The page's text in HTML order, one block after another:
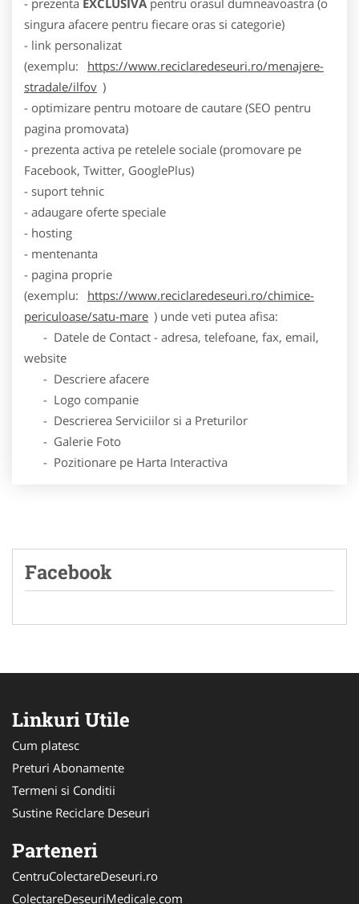
- prezenta EXCLUSIVApentru orasul dumneavoastra (o
singura afacere pentru fiecare oras si categorie)
- link personalizat
(exemplu:
https://www.reciclaredeseuri.ro/menajere-
stradale/ilfov )
- optimizare pentru motoare de cautare (SEO pentru
pagina promovata)
- prezenta activa pe retelele sociale (promovare pe
Facebook, Twitter, GooglePlus)
- suport tehnic
- adaugare oferte speciale
- hosting
- mentenanta
- pagina proprie
(exemplu:
https://www.reciclaredeseuri.ro/chimice-
periculoase/satu-mare ) unde veti putea afisa:
- Datele de Contact - adresa, telefoane, fax, email,
website
- Descriere afacere
- Logo companie
- Descrierea Serviciilor si a Preturilor
- Galerie Foto
- Pozitionare pe Harta Interactiva
Facebook
Linkuri Utile
Cum platesc
Preturi Abonamente
Termeni si Conditii
Sustine Reciclare Deseuri
Parteneri
CentruColectareDeseuri.ro
ColectareDeseuriMedicale.com